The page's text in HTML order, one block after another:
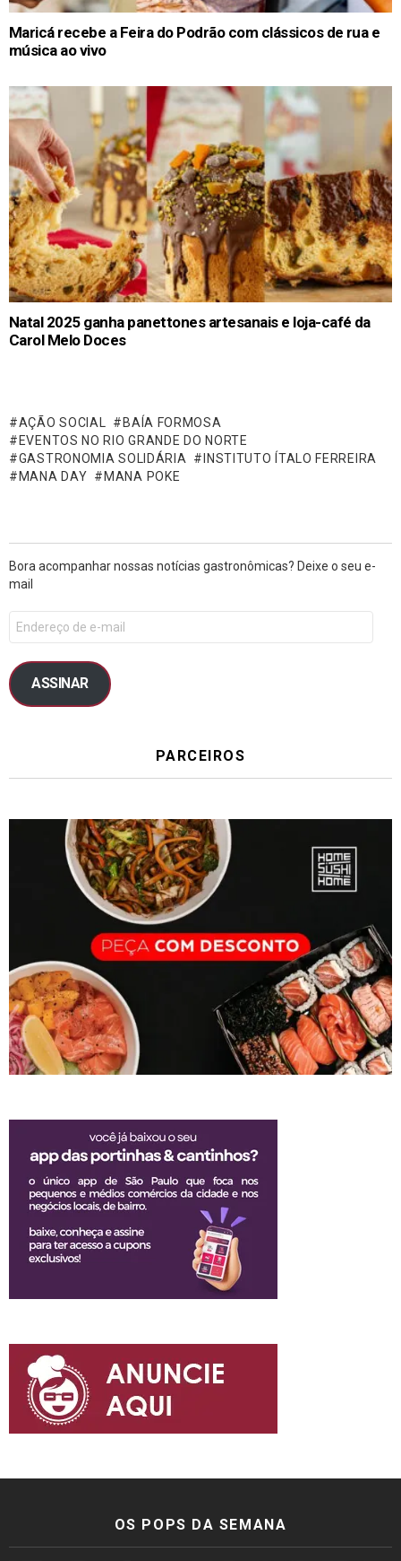
Maricá recebe a Feira do Podrão com clássicos de rua e
música ao vivo
Natal 2025 ganha panettones artesanais e loja-café da
Carol Melo Doces
AÇÃO SOCIAL
BAÍA FORMOSA
EVENTOS NO RIO GRANDE DO NORTE
GASTRONOMIA SOLIDÁRIA
INSTITUTO ÍTALO FERREIRA
MANA DAY
MANA POKE
Bora acompanhar nossas notícias gastronômicas? Deixe o seu e-
mail
ASSINAR
PARCEIROS
OS POPS DA SEMANA